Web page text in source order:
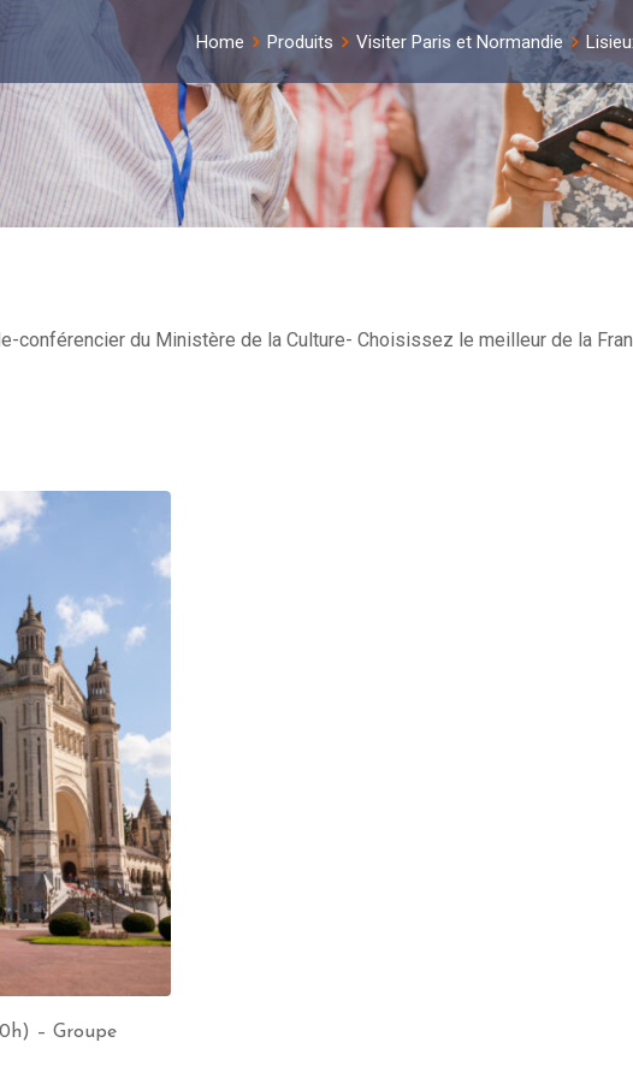
Home Produits Visiter Paris et Normandie
conférencier du Ministère de la Culture- Choisissez le meilleur de la
– Groupe